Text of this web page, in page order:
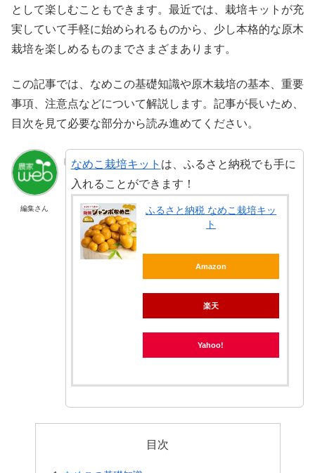
として楽しむこともできます。最近では、栽培キットが充
実していて手軽に始められるものから、少し本格的な原木
栽培を楽しめるものまでさまざまあります。
この記事では、なめこの基礎知識や原木栽培の基本、重要
事項、注意点などについて解説します。記事が長いため、
目次を見て必要な部分から読み進めてください。
編集さん
なめこ栽培キット は、ふるさと納税でも手に
入れることができます！
ふるさと納税 なめこ栽培キッ
ト
Amazon
楽天
Yahoo!
目次